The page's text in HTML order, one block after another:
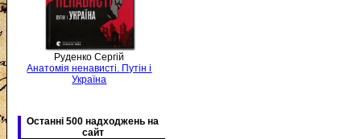
Руденко Сергій
Анатомія ненависті. Путін і
Україна
Останні 500 надходжень на
сайт